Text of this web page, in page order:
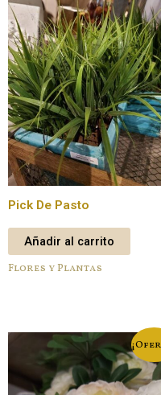
Pick De Pasto
Añadir al carrito
Flores y Plantas